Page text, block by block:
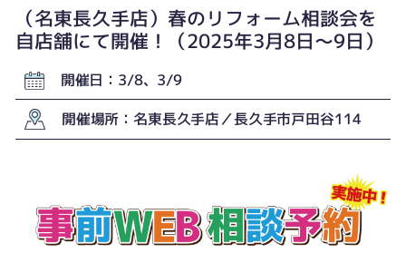
（名東長久手店）春のリフォーム相談会を
自店舗にて開催！（2025年3月8日〜9日）
開催日：3/8、3/9
開催場所：名東長久手店／長久手市戸田谷114